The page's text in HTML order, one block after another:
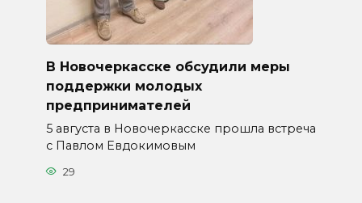
В Новочеркасске обсудили меры
поддержки молодых
предпринимателей
5 августа в Новочеркасске прошла встреча
с Павлом Евдокимовым
29